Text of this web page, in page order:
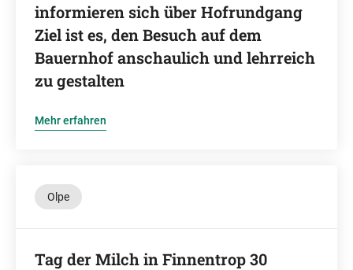
informieren sich über Hofrundgang
Ziel ist es, den Besuch auf dem
Bauernhof anschaulich und lehrreich
zu gestalten
Mehr erfahren
Olpe
Tag der Milch in Finnentrop 30